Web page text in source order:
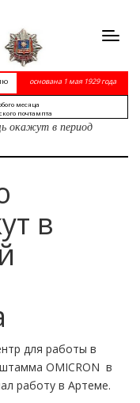
основана 1 мая 1929 года
месяца
почтампта
окажут в период
в
для работы в
OMICRON в
работу в Артеме.